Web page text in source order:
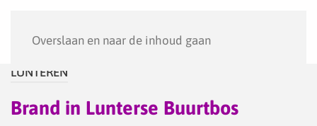
Overslaan en naar de inhoud gaan
LUNTEREN
Brand in Lunterse Buurtbos